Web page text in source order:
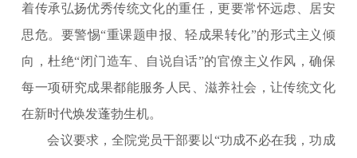
着传承弘扬优秀传统文化的重任，更要常怀远虑、居安
思危。要警惕“重课题申报、轻成果转化”的形式主义倾
向，杜绝“闭门造车、自说自话”的官僚主义作风，确保
每一项研究成果都能服务人民、滋养社会，让传统文化
在新时代焕发蓬勃生机。
会议要求，全院党员干部要以“功成不必在我，功成